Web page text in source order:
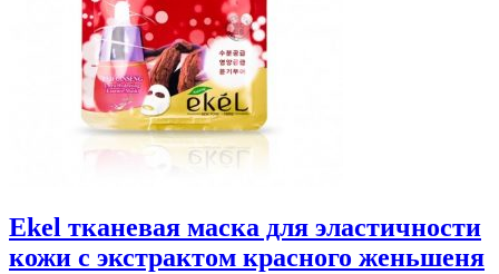
Ekel тканевая маска для эластичности
кожи с экстрактом красного женьшеня